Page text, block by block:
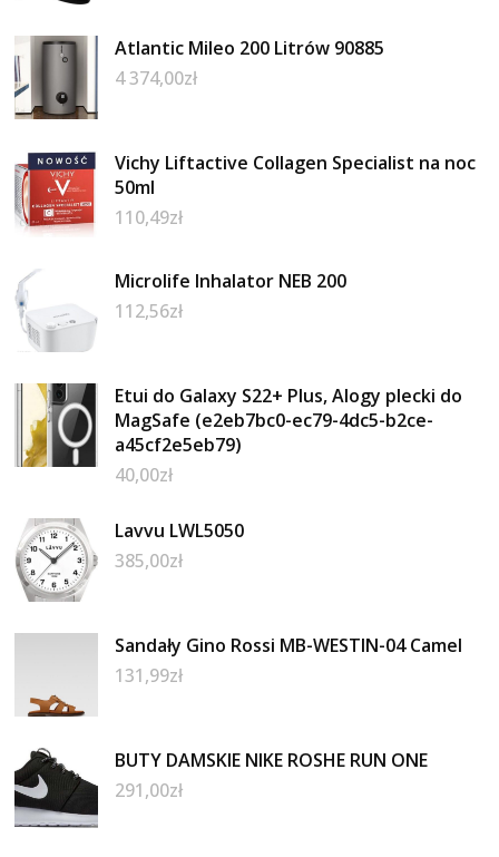
Atlantic Mileo 200 Litrów 90885
4 374,00zł
Vichy Liftactive Collagen Specialist na noc
50ml
110,49zł
Microlife Inhalator NEB 200
112,56zł
Etui do Galaxy S22+ Plus, Alogy plecki do
MagSafe (e2eb7bc0-ec79-4dc5-b2ce-
a45cf2e5eb79)
40,00zł
Lavvu LWL5050
385,00zł
Sandały Gino Rossi MB-WESTIN-04 Camel
131,99zł
BUTY DAMSKIE NIKE ROSHE RUN ONE
291,00zł